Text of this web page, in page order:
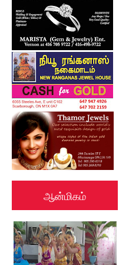
ஆன்மிகம்